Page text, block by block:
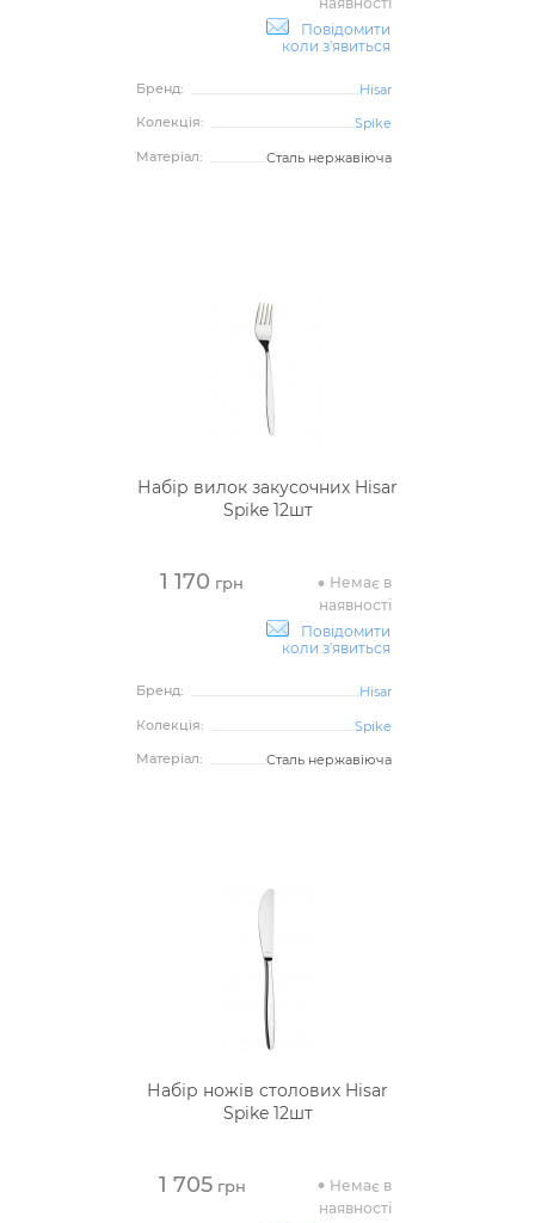
Повідомити
коли з'явиться
Бренд:
Hisar
Колекція:
Spike
Матеріал:
Сталь нержавіюча
Набір вилок закусочних Hisar
Spike 12шт
1 170 грн
Немає в
наявності
Повідомити
коли з'явиться
Бренд:
Hisar
Колекція:
Spike
Матеріал:
Сталь нержавіюча
Набір ножів столових Hisar
Spike 12шт
1 705грн
Немає в
наявності